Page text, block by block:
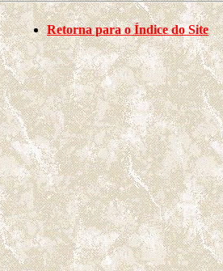
Retorna para o Índice do Site